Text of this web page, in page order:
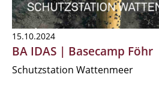
15.10.2024
BA IDAS | Basecamp Föhr
Schutzstation Wattenmeer